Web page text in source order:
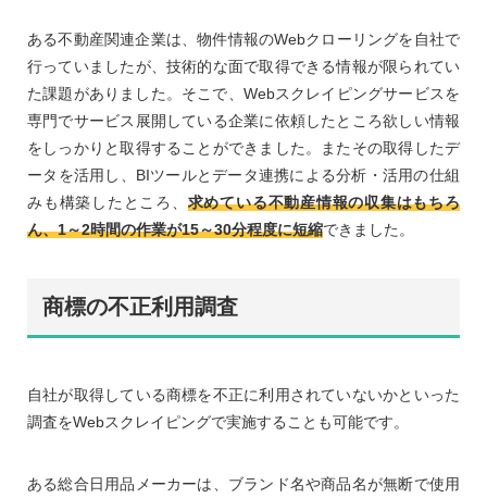
ある不動産関連企業は、物件情報のWebクローリングを自社で
行っていましたが、技術的な面で取得できる情報が限られてい
た課題がありました。そこで、Webスクレイピングサービスを
専門でサービス展開している企業に依頼したところ欲しい情報
をしっかりと取得することができました。またその取得したデ
ータを活用し、BIツールとデータ連携による分析・活用の仕組
みも構築したところ、 求めている不動産情報の収集はもちろ
ん、1～2時間の作業が15～30分程度に短縮できました。
商標の不正利用調査
自社が取得している商標を不正に利用されていないかといった
調査をWebスクレイピングで実施することも可能です。
ある総合日用品メーカーは、ブランド名や商品名が無断で使用